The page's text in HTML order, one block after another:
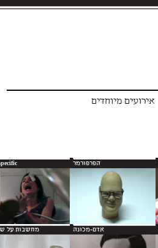
אירועים מיוחדים
הפרפורמר
מחשבות על אדם-מכונה